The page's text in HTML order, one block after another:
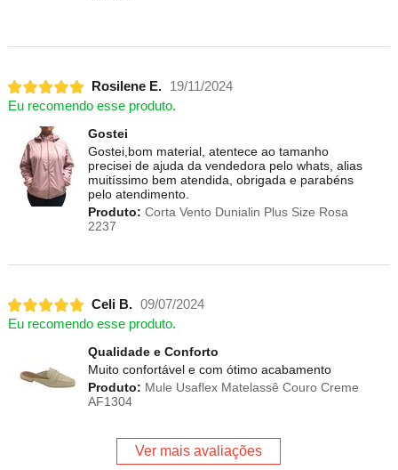
Rosilene E.
19/11/2024
Eu recomendo esse produto.
Gostei
Gostei,bom material, atentece ao tamanho
precisei de ajuda da vendedora pelo whats, alias
muitíssimo bem atendida, obrigada e parabéns
pelo atendimento.
Produto: Corta Vento Dunialin Plus Size Rosa
2237
Celi B. 09/07/2024
Eu recomendo esse produto.
Qualidade e Conforto
Muito confortável e com ótimo acabamento
Produto: Mule Usaflex Matelassê Couro Creme
AF1304
Ver mais avaliações